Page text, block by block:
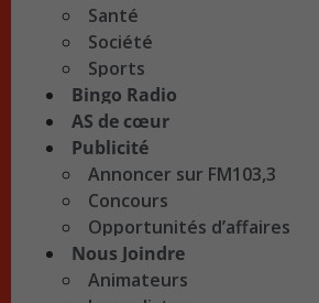
Santé
Société
Sports
Bingo Radio
AS de cœur
Publicité
Annoncer sur FM103,3
Concours
Opportunités d’affaires
Nous Joindre
Animateurs